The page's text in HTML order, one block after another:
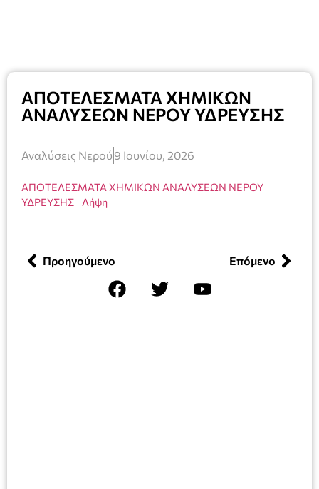
ΑΠΟΤΕΛΕΣΜΑΤΑ ΧΗΜΙΚΩΝ
ΑΝΑΛΥΣΕΩΝ ΝΕΡΟΥ ΥΔΡΕΥΣΗΣ
Αναλύσεις Νερού 9 Ιουνίου, 2026
ΑΠΟΤΕΛΕΣΜΑΤΑ ΧΗΜΙΚΩΝ ΑΝΑΛΥΣΕΩΝ ΝΕΡΟΥ
ΥΔΡΕΥΣΗΣ
Λήψη
Προηγούμενο Επόμενο